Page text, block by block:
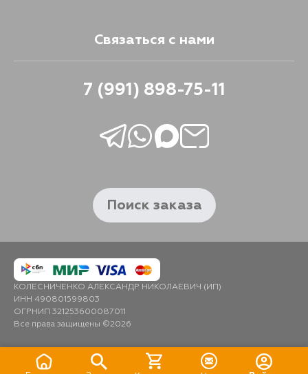
Связаться с нами
7 (991) 898-75-11
Поиск заказа
КОЛЕСНИЧЕНКО АЛЕКСАНДР НИКОЛАЕВИЧ (ИП)
ИНН 490801599803
ОГРНИП 321253600087011
Все права защищены ©2026